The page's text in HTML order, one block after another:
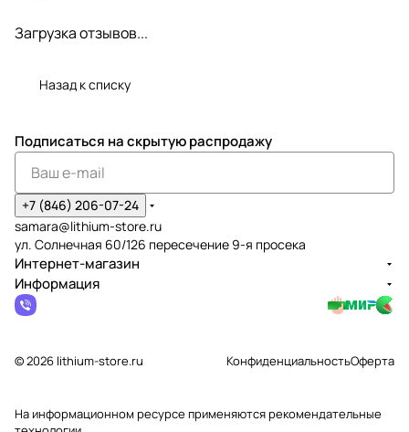
Загрузка отзывов...
Назад к списку
Подписаться на скрытую распродажу
+7 (846) 206-07-24
samara@lithium-store.ru
ул. Солнечная 60/126 пересечение 9-я просека
Интернет-магазин
Информация
© 2026 lithium-store.ru КонфиденциальностьОферта
На информационном ресурсе применяютсярекомендательные